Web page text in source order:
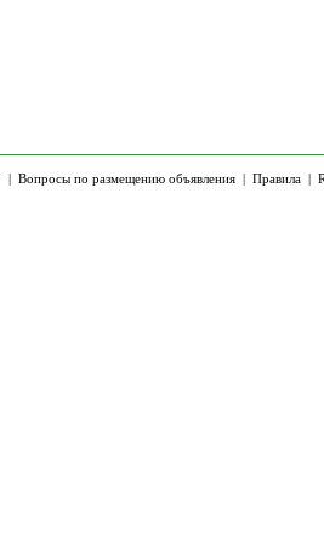
| Вопросы по размещению объявления | Правила |